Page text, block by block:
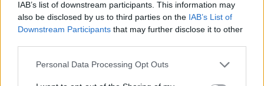
IAB’s list of downstream participants. This information may
also be disclosed by us to third parties on the IAB’s List of
Downstream Participants that may further disclose it to other
Personal Data Processing Opt Outs